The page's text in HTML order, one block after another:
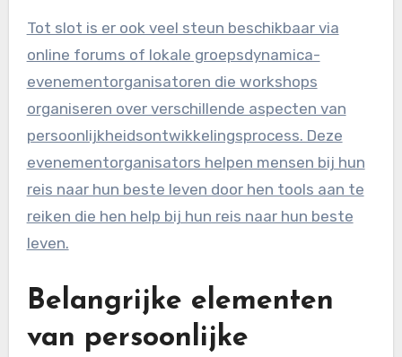
Tot slot is er ook veel steun beschikbaar via
online forums of lokale groepsdynamica-
evenementorganisatoren die workshops
organiseren over verschillende aspecten van
persoonlijkheidsontwikkelingsprocess. Deze
evenementorganisators helpen mensen bij hun
reis naar hun beste leven door hen tools aan te
reiken die hen help bij hun reis naar hun beste
leven.
Belangrijke elementen
van persoonlijke